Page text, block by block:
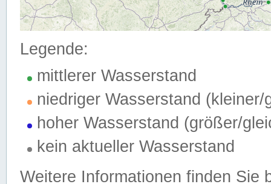
Legende:
mittlerer Wasserstand
niedriger Wasserstand (kleiner/
hoher Wasserstand (größer/
kein aktueller Wasserstand
Weitere Informationen finden Sie